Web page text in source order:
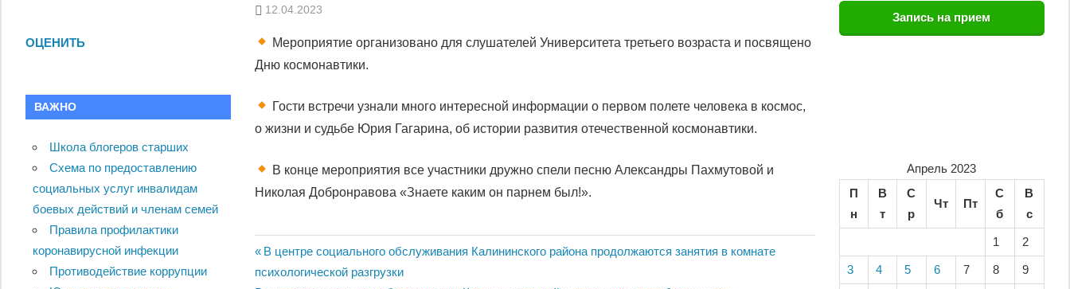
12.04.2023
Мероприятие организовано для слушателей Университета третьего возраста и посвящено
Дню космонавтики.
Гости встречи узнали много интересной информации о первом полете человека в космос,
о жизни и судьбе Юрия Гагарина, об истории развития отечественной космонавтики.
В конце мероприятия все участники дружно спели песню Александры Пахмутовой и
Николая Добронравова «Знаете каким он парнем был!».
Навигация
Previous
Post:
В центре социального обслуживания Калининского района продолжаются занятия в комнате
психологической разгрузки
ОЦЕНИТЬ
ВАЖНО
Школа блогеров старших
Схема по предоставлению
социальных услуг инвалидам
боевых действий и членам семей
Правила профилактики
коронавирусной инфекции
Противодействие коррупции
Запись на прием
Апрель 2023
П
н
В
т
С
р
Чт Пт
С
б
В
с
1 2
3 4 5 6 7 8 9